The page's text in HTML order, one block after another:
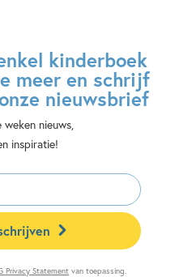
kinderboek
meer en schrijf
nieuwsbrief
nieuws,
inspiratie!
Privacy Statement van toepassing.